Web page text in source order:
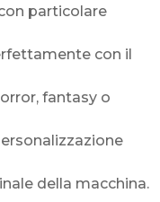
particolare
con il
fantasy o
della macchina.